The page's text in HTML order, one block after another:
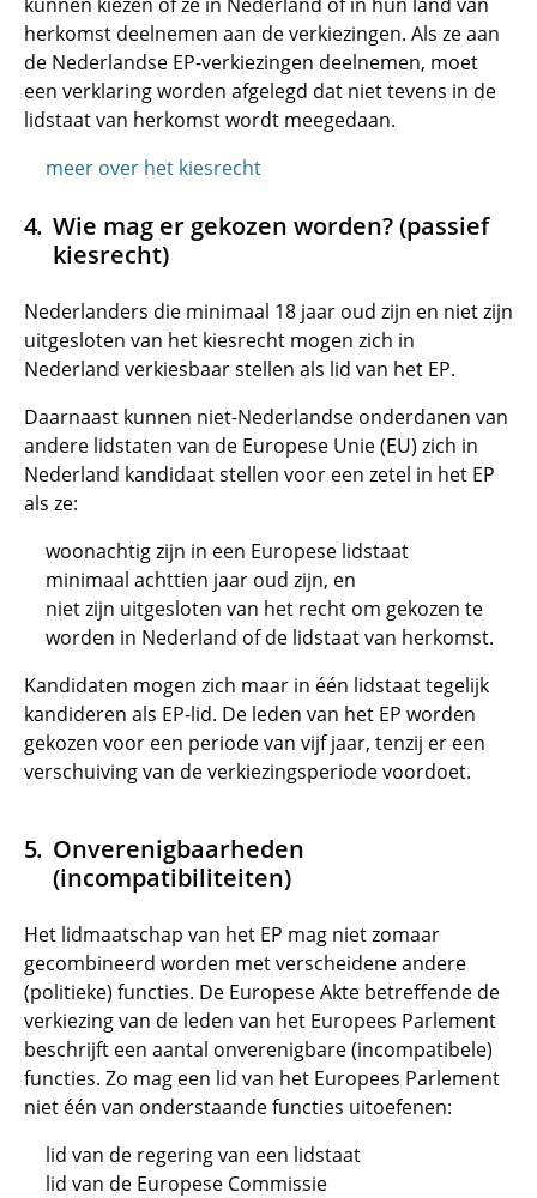
herkomst deelnemen aan de verkiezingen. Als ze aan
de Nederlandse EP-verkiezingen deelnemen, moet
een verklaring worden afgelegd dat niet tevens in de
lidstaat van herkomst wordt meegedaan.
meer over het kiesrecht
Wie mag er gekozen worden? (passief
kiesrecht)
Nederlanders die minimaal 18 jaar oud zijn en niet zijn
uitgesloten van het kiesrecht mogen zich in
Nederland verkiesbaar stellen als lid van het EP.
Daarnaast kunnen niet-Nederlandse onderdanen van
andere lidstaten van de Europese Unie (EU) zich in
Nederland kandidaat stellen voor een zetel in het EP
als ze:
woonachtig zijn in een Europese lidstaat
minimaal achttien jaar oud zijn, en
niet zijn uitgesloten van het recht om gekozen te
worden in Nederland of de lidstaat van herkomst.
Kandidaten mogen zich maar in één lidstaat tegelijk
kandideren als EP-lid. De leden van het EP worden
gekozen voor een periode van vijf jaar, tenzij er een
verschuiving van de verkiezingsperiode voordoet.
Onverenigbaarheden
(incompatibiliteiten)
Het lidmaatschap van het EP mag niet zomaar
gecombineerd worden met verscheidene andere
(politieke) functies. De Europese Akte betreffende de
verkiezing van de leden van het Europees Parlement
beschrijft een aantal onverenigbare (incompatibele)
functies. Zo mag een lid van het Europees Parlement
niet één van onderstaande functies uitoefenen:
lid van de regering van een lidstaat
lid van de Europese Commissie